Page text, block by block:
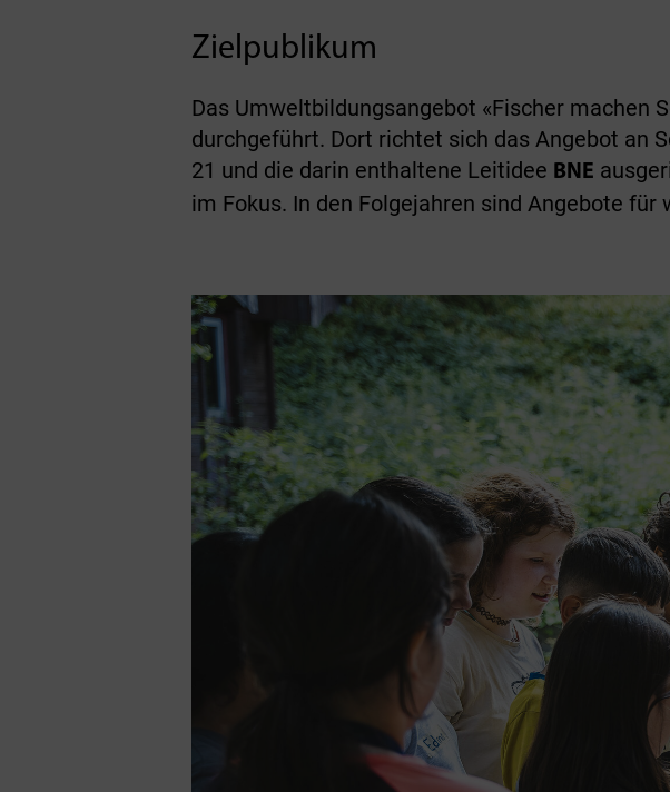
Zielpublikum
Das Umweltbildungsangebot «Fischer machen
durchgeführt. Dort richtet sich das Angebot an
21 und die darin enthaltene Leitidee BNE
im Fokus. In den Folgejahren sind Angebote für